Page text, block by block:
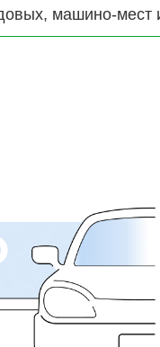
машино-мест